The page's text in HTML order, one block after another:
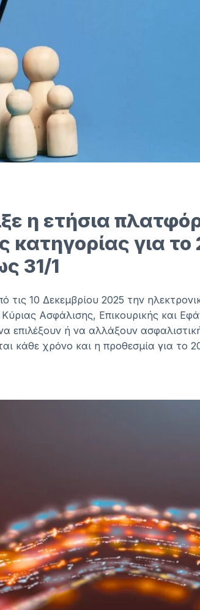
η ετήσια
κατηγορίας για το
31/1
τις 10 Δεκεμβρίου 2025 την
Κύριας Ασφάλισης, Επικουρικής και
επιλέξουν ή να αλλάξουν
κάθε χρόνο και η προθεσμία για το